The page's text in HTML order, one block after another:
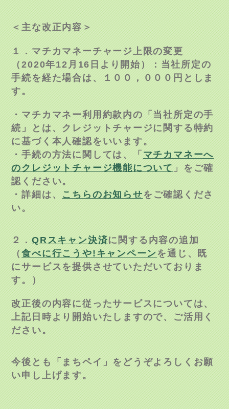
＜主な改正内容＞
１．マチカマネーチャージ上限の変更
（2020年12月16日より開始）：当社所定の
手続を経た場合は、１００，０００円としま
す。
・マチカマネー利用約款内の「当社所定の手
続」とは、クレジットチャージに関する特約
に基づく本人確認をいいます。
・手続の方法に関しては、「マチカマネーへ
のクレジットチャージ機能について」をご確
認ください。
・詳細は、こちらのお知らせをご確認くださ
い。
２．QRスキャン決済に関する内容の追加
（食べに行こうや!キャンペーンを通じ、既
にサービスを提供させていただいておりま
す。）
改正後の内容に従ったサービスについては、
上記日時より開始いたしますので、ご活用く
ださい。
今後とも「まちペイ」をどうぞよろしくお願
い申し上げます。